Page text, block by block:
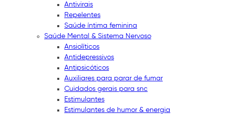
Antivirais
Repelentes
Saúde íntima feminina
Saúde Mental & Sistema Nervoso
Ansiolíticos
Antidepressivos
Antipsicóticos
Auxiliares para parar de fumar
Cuidados gerais para snc
Estimulantes
Estimulantes de humor & energia